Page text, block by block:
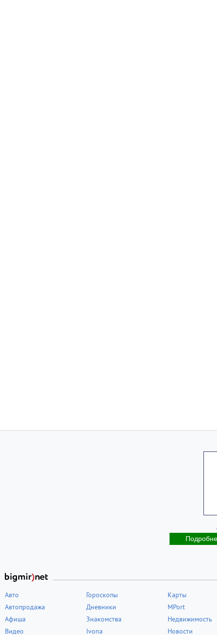
Авто
Автопродажа
Афиша
Видео
Гороскопы
Дневники
Знакомства
Ivona
Карты
MPort
Недвижимость
Новости